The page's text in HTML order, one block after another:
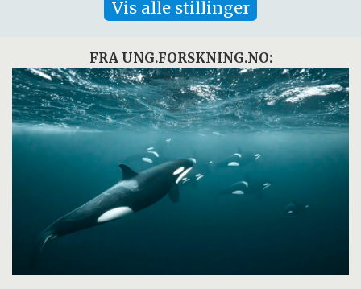
Vis alle stillinger
FRA UNG.FORSKNING.NO: